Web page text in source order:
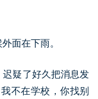
面在下雨。
疑了好久把消息发
不在学校，你找别